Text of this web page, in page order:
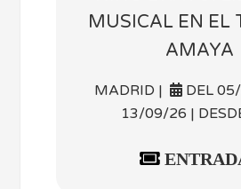
MUSICAL EN EL
AMAYA
MADRID |
DEL
13/09/26 |